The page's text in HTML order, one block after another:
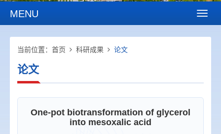
MENU
当前位置： 首页 科研成果 论文
论文
One-pot biotransformation of glycerol
into mesoxalic acid